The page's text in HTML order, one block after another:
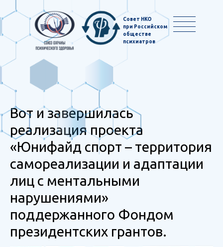
Совет НКО
при Российском
обществе
психиатров
Вот и завершилась
реализация проекта
«Юнифайд спорт – территория
самореализации и адаптации
лиц с ментальными
нарушениями»
поддержанного Фондом
президентских грантов.